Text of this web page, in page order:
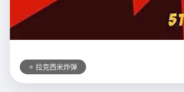
⭐ 拉克西米炸弹